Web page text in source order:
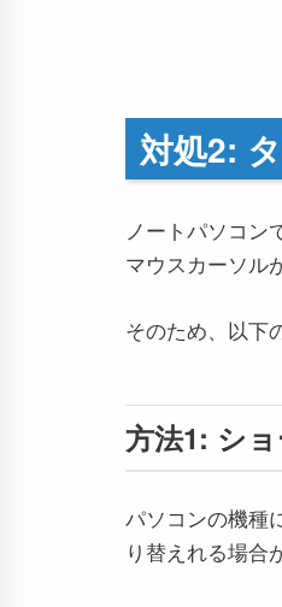
対処2:
ノートパソコン
マウスカーソル
そのため、以下
方法1: シ
パソコンの機種
り替えれる場合